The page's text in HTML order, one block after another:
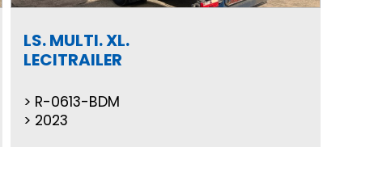
LS. MULTI. XL.
LECITRAILER
R-0613-BDM
2023